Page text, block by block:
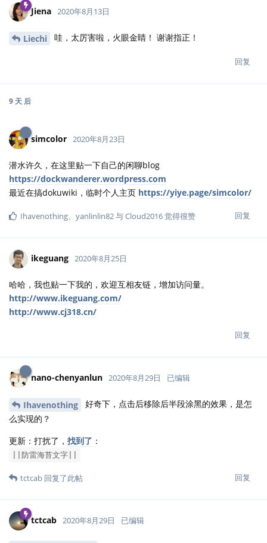
Jiena 2020年8月13日
Liechi 哇，太厉害啦，火眼金睛！ 谢谢指正！
回复
9 天 后
simcolor 2020年8月23日
潜水许久，在这里贴一下自己的闲聊blog
https://dockwanderer.wordpress.com
最近在搞dokuwiki，临时个人主页 https://yiye.page/simcolor/
回复
Ihavenothing、 yanlinlin82与Cloud2016觉得很赞
ikeguang 2020年8月25日
哈哈，我也贴一下我的，欢迎互相友链，增加访问量。
http://www.ikeguang.com/
http://www.cj318.cn/
回复
nano-chenyanlun 2020年8月29日 已编辑
Ihavenothing
好奇下，点击后移除后半段涂黑的效果，是怎
么实现的？
更新：打扰了， 找到了 ：
||防雷海苔文字||
回复
tctcab 回复了此帖
tctcab 2020年8月29日 已编辑